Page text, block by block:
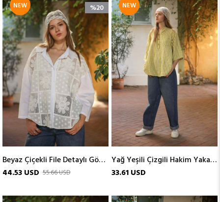
Beyaz Çiçekli File Detaylı Gömlek
44.53 USD 55.66 USD
%20
NEW
ITEM
Yağ Yeşili Çizgili Hakim Yaka Üç Düğmeli Gömlek
33.61 USD
NEW
ITEM